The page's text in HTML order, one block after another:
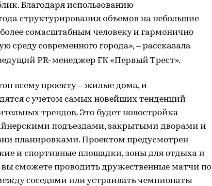
Благодаря использованию
структурирования объемов на небольшие
сомасштабным человеку и гармонично
современного города», – рассказала
PR-менеджер ГК «Первый Трест».
всему проекту – жилые дома, и
с учетом самых новейших тенденций
трендов. Это будет новостройка
подъездами, закрытыми дворами и
планировками. Проектом предусмотрен
и спортивные площадки, зоны для отдыха и
вы сможете проводить дружественные матчи по
соседями или устраивать чемпионаты